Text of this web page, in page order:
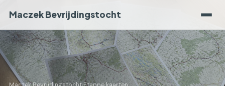
Maczek Bevrijdingstocht